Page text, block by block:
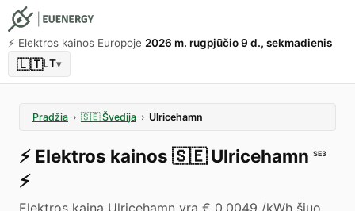
⚡️ Elektros kainos Europoje 2026 m. rugpjūčio 9 d., sekmadienis
🇱🇹LT▾
Pradžia › 🇸🇪 Švedija › Ulricehamn
⚡️ Elektros kainos 🇸🇪 Ulricehamn SE3
⚡️
Elektros kaina Ulricehamn yra € 0,0049 /kWh šiuo